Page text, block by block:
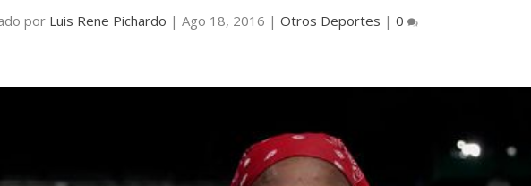
por Luis Rene Pichardo | Ago 18, 2016 | Otros Deportes | 0